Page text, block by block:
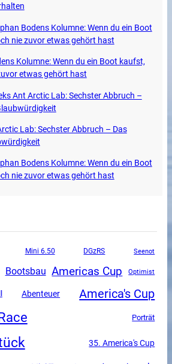
Bodens Kolumne: Wenn du ein Boot
nie zuvor etwas gehört hast
Kolumne: Wenn du ein Boot kaufst,
etwas gehört hast
Ant Arctic Lab: Sechster Abbruch –
Lab: Sechster Abbruch – Das
Bodens Kolumne: Wenn du ein Boot
nie zuvor etwas gehört hast
Mini 6.50 DGzRS Seenot
Bootsbau Americas Cup Optimist
Abenteuer America's Cup
Porträt
35. America's Cup